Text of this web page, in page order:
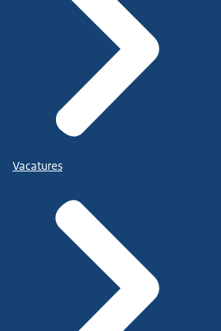
Vacatures